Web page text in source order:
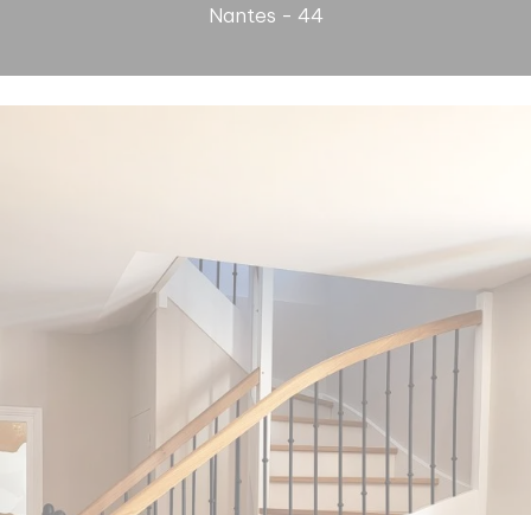
Nantes - 44